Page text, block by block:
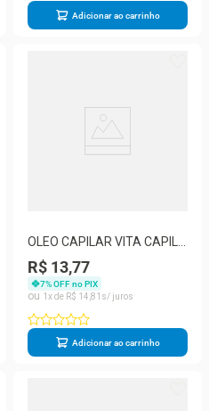
Adicionar ao carrinho
OLEO CAPILAR VITA CAPILI
MANTEIGA DE KARITE 80ML
- MURIEL
R$ 13,77
7% OFF no PIX
1
R$ 14 81
Adicionar ao carrinho